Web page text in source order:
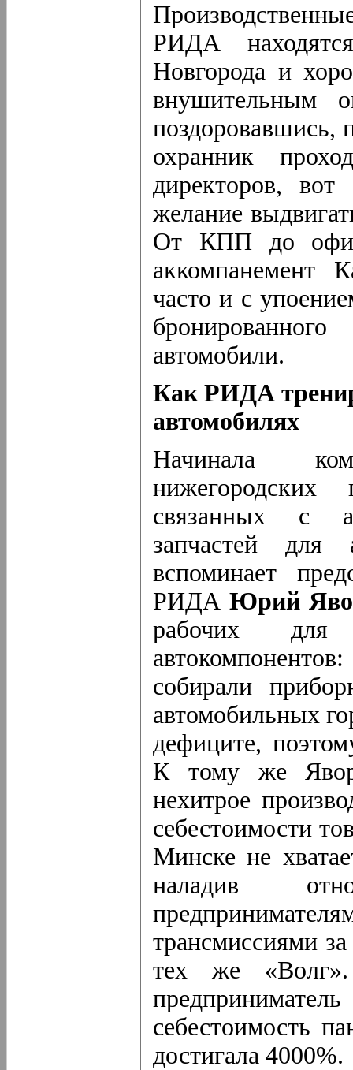
РИДА
Новгорода и
внушительным
поздоровавшись,
охранник
директоров,
желание
От КПП до
аккомпанемент
часто и с
автомобили.
Как РИДА
автомобилях
Начинала
связанных с
запчастей
вспоминает
РИДА Юрий
рабочих для
собирали
автомобильных
дефиците,
К тому же
нехитрое
себестоимости
Минске не
наладив
трансмиссиями
тех же «Волг».
себестоимость
достигала 4000%.